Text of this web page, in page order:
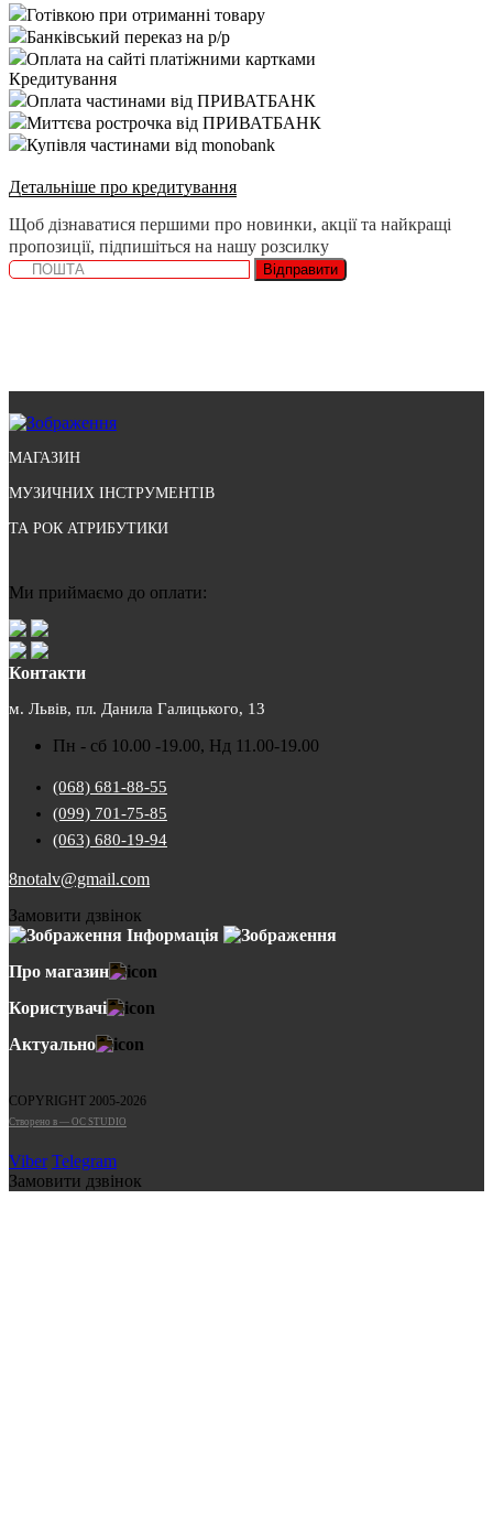
Готівкою при отриманні товару
Банківський переказ на р/р
Оплата на сайті платіжними картками
Кредитування
Оплата частинами від ПРИВАТБАНК
Миттєва рострочка від ПРИВАТБАНК
Купівля частинами від monobank
Детальніше про кредитування
Щоб дізнаватися першими про новинки, акції та найкращі
пропозиції, підпишіться на нашу розсилку
Відправити
МАГАЗИН
МУЗИЧНИХ ІНСТРУМЕНТІВ
ТА РОК АТРИБУТИКИ
Ми приймаємо до оплати:
Контакти
м. Львів, пл. Данила Галицького, 13
Пн - сб 10.00 -19.00, Нд 11.00-19.00
(068) 681-88-55
(099) 701-75-85
(063) 680-19-94
8notalv@gmail.com
Замовити дзвінок
Інформація
Про магазин
Користувачі
Актуально
COPYRIGHT 2005-2026
Cтворено в — OC STUDIO
Viber Telegram
Замовити дзвінок